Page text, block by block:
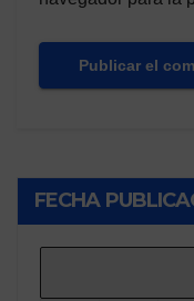
FECHA